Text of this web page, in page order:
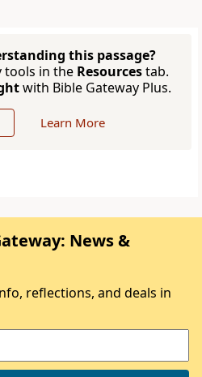
this passage?
tools in the Resourcestab.
with Bible Gateway Plus.
Learn More
News &
reflections, and deals in